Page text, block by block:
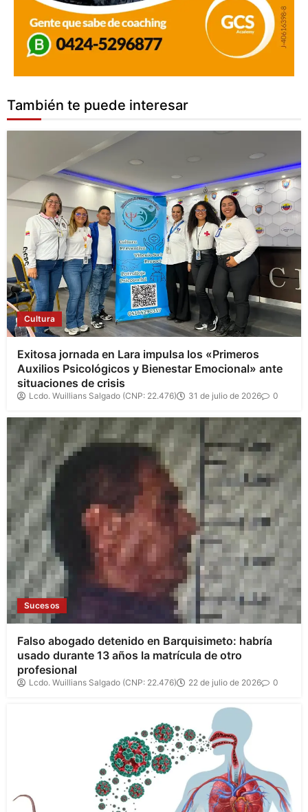
También te puede interesar
Cultura
Exitosa jornada en Lara impulsa los «Primeros
Auxilios Psicológicos y Bienestar Emocional» ante
situaciones de crisis
Lcdo. Wuillians Salgado (CNP: 22.476) 31 de julio de 2026 0
Sucesos
Falso abogado detenido en Barquisimeto: habría
usado durante 13 años la matrícula de otro
profesional
Lcdo. Wuillians Salgado (CNP: 22.476) 22 de julio de 2026 0